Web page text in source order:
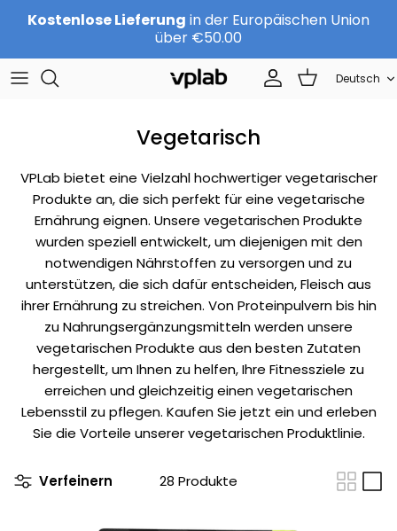
Kostenlose Lieferung in der Europäischen Union
über €50.00
Deutsch
SETS
Beauty
Nach Marke
Über uns
Kontakte
Vertriebspartner werden
Vegetarisch
VPLab bietet eine Vielzahl hochwertiger vegetarischer
Produkte an, die sich perfekt für eine vegetarische
Ernährung eignen. Unsere vegetarischen Produkte
wurden speziell entwickelt, um diejenigen mit den
notwendigen Nährstoffen zu versorgen und zu
unterstützen, die sich dafür entscheiden, Fleisch aus
ihrer Ernährung zu streichen. Von Proteinpulvern bis hin
zu Nahrungsergänzungsmitteln werden unsere
vegetarischen Produkte aus den besten Zutaten
hergestellt, um Ihnen zu helfen, Ihre Fitnessziele zu
erreichen und gleichzeitig einen vegetarischen
Lebensstil zu pflegen. Kaufen Sie jetzt ein und erleben
Sie die Vorteile unserer vegetarischen Produktlinie.
Verfeinern 28 Produkte